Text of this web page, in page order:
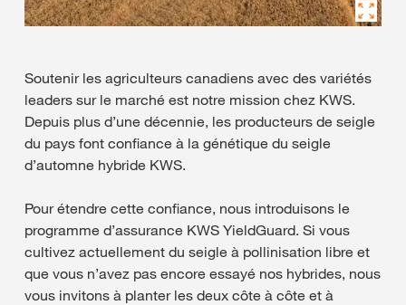
Soutenir les agriculteurs canadiens avec des variétés
leaders sur le marché est notre mission chez KWS.
Depuis plus d’une décennie, les producteurs de seigle
du pays font confiance à la génétique du seigle
d’automne hybride KWS.
Pour étendre cette confiance, nous introduisons le
programme d’assurance KWS YieldGuard. Si vous
cultivez actuellement du seigle à pollinisation libre et
que vous n’avez pas encore essayé nos hybrides, nous
vous invitons à planter les deux côte à côte et à